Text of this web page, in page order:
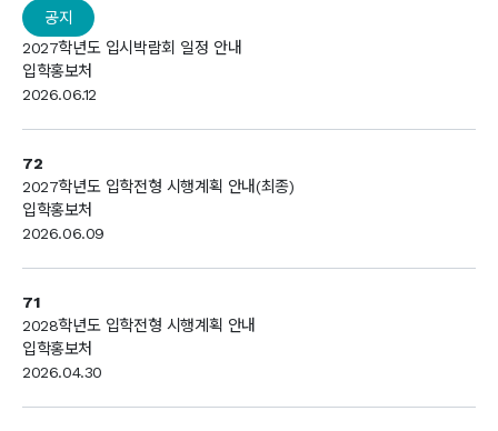
공지
2027학년도 입시박람회 일정 안내
입학홍보처
2026.06.12
72
2027학년도 입학전형 시행계획 안내(최종)
입학홍보처
2026.06.09
71
2028학년도 입학전형 시행계획 안내
입학홍보처
2026.04.30